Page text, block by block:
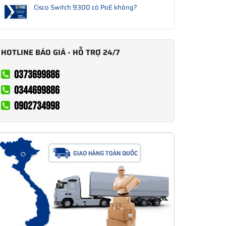
Cisco Switch 9300 có PoE không?
HOTLINE BÁO GIÁ - HỖ TRỢ 24/7
0373699886
0344699886
0902734998